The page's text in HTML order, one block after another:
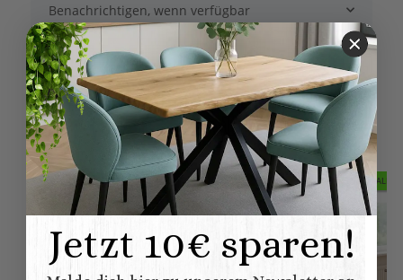
Benachrichtigen, wenn verfügbar
Ähnliche Artikel
AUF LAGER SALE
Jetzt 10€ sparen!